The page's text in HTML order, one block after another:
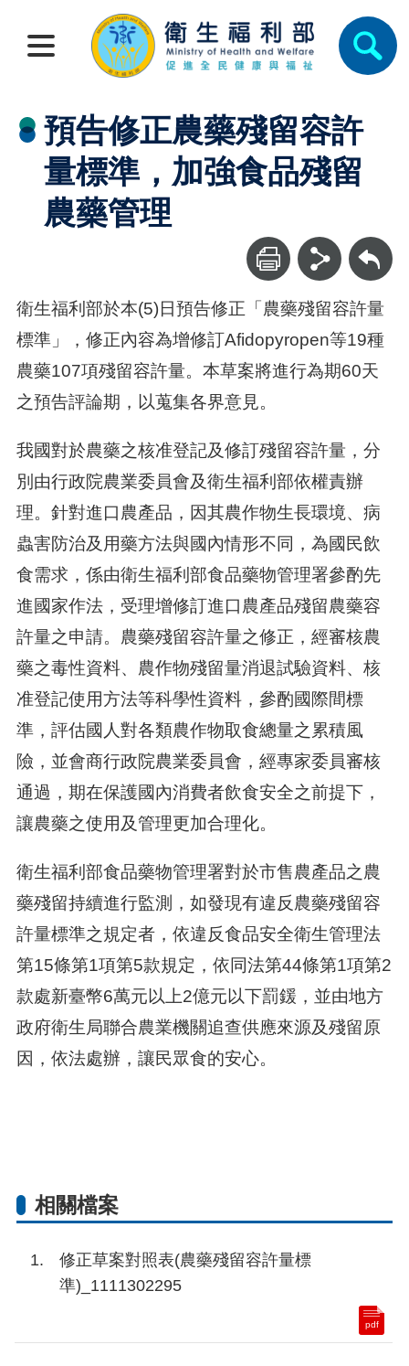
預告修正農藥殘留容許
量標準，加強食品殘留
農藥管理
回上一頁
衛生福利部於本(5)日預告修正「農藥殘留容許量
標準」，修正內容為增修訂Afidopyropen等19種
農藥107項殘留容許量。本草案將進行為期60天
之預告評論期，以蒐集各界意見。
我國對於農藥之核准登記及修訂殘留容許量，分
別由行政院農業委員會及衛生福利部依權責辦
理。針對進口農產品，因其農作物生長環境、病
蟲害防治及用藥方法與國內情形不同，為國民飲
食需求，係由衛生福利部食品藥物管理署參酌先
進國家作法，受理增修訂進口農產品殘留農藥容
許量之申請。農藥殘留容許量之修正，經審核農
藥之毒性資料、農作物殘留量消退試驗資料、核
准登記使用方法等科學性資料，參酌國際間標
準，評估國人對各類農作物取食總量之累積風
險，並會商行政院農業委員會，經專家委員審核
通過，期在保護國內消費者飲食安全之前提下，
讓農藥之使用及管理更加合理化。
衛生福利部食品藥物管理署對於市售農產品之農
藥殘留持續進行監測，如發現有違反農藥殘留容
許量標準之規定者，依違反食品安全衛生管理法
第15條第1項第5款規定，依同法第44條第1項第2
款處新臺幣6萬元以上2億元以下罰鍰，並由地方
政府衛生局聯合農業機關追查供應來源及殘留原
因，依法處辦，讓民眾食的安心。
相關檔案
修正草案對照表(農藥殘留容許量標
準)_1111302295
pdf